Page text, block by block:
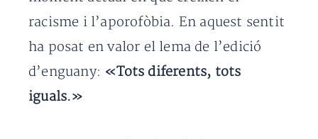
racisme i l’aporofòbia. En aquest sentit
ha posat en valor el lema de l’edició
d’enguany: «Tots diferents, tots
iguals.»